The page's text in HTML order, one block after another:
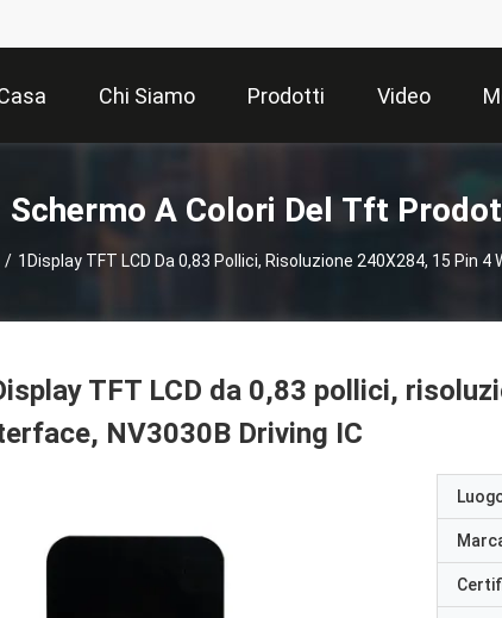
Chi Siamo Prodotti Video
Schermo A Colori Del Tft
/ 1Display TFT LCD Da 0,83 Pollici, Risoluzione 240X284, 15 Pin 4
TFT LCD da 0,83 pollici,
NV3030B Driving IC